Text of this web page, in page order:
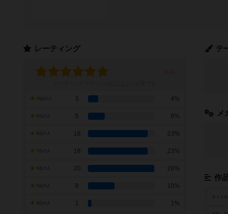
テ
メ
作
タイトル
レーティング
3 4%
5 6%
18 23%
7点の人 18 23%
20 26%
8 10%
1 1%